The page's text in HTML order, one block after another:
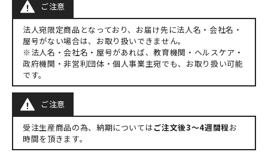
ご注意
法人宛限定商品となっており、お届け先に法人名・会社名・
屋号がない場合は、お取り扱いできません。
※法人名・会社名・屋号があれば、教育機関・ヘルスケア・
政府機関・非営利団体・個人事業主宛でも、お取り扱い可能
です。
ご注意
受注生産商品の為、納期についてはご注文後3〜4週間程お
時間を頂きます。